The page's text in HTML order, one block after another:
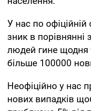
У нас по офіційній
зник в порівнянні
людей гине
більше 100000
Неофіційно у нас
нових випадків